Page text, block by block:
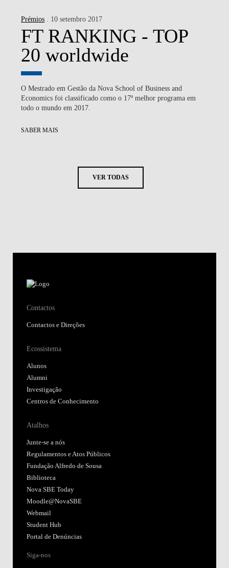
Prémios . 10 setembro 2017
FT RANKING - TOP
20 worldwide
O Mestrado em Gestão da Nova School of Business and
Economics foi classificado como o 17º melhor programa em
todo o mundo em 2017.
SABER MAIS
VER TODAS
Contactos
Contactos e Direções
Ecossistema
Alunos
Alumni
Investigação
Centros de Conhecimento
Atalhos
Junte-se a nós
Regulamentos e Atos Públicos
Fundação Alfredo de Sousa
Biblioteca
Nova SBE Today
Moodle@NovaSBE
Webmail
Student Hub
Portal de Denúncias
Siga-nos